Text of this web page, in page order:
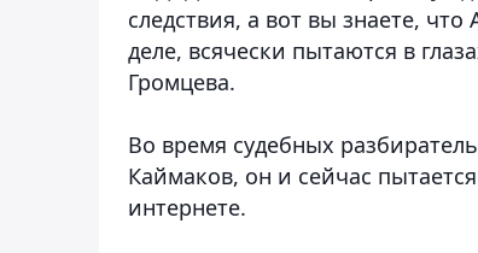
следствия, а вот вы знаете,
деле, всячески пытаются в
Громцева.
Во время судебных
Каймаков, он и сейчас
интернете.